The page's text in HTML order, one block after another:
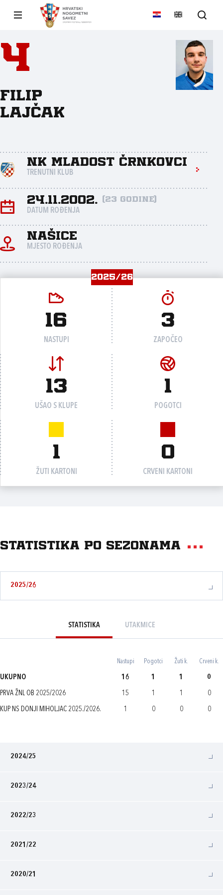
4
Filip
Lajčak
NK Mladost Črnkovci
TRENUTNI KLUB
24.11.2002. (23 godine)
DATUM ROĐENJA
Našice
MJESTO ROĐENJA
2025/26
16
NASTUPI
3
ZAPOČEO
13
UŠAO S KLUPE
1
POGOTCI
1
ŽUTI KARTONI
0
CRVENI KARTONI
Statistika po sezonama
2025/26
STATISTIKA UTAKMICE
Nastupi Pogotci Žuti k. Crveni k.
UKUPNO 16 1 1 0
PRVA ŽNL OB 2025/2026 15 1 1 0
KUP NS DONJI MIHOLJAC 2025./2026. 1 0 0 0
2024/25
2023/24
2022/23
2021/22
2020/21